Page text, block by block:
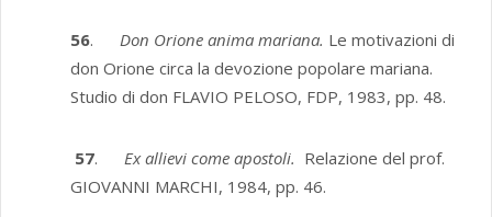
56. Don Orione anima mariana. Le motivazioni di
don Orione circa la devozione popolare mariana.
Studio di don FLAVIO PELOSO, FDP, 1983, pp. 48.
57. Ex allievi come apostoli. Relazione del prof.
GIOVANNI MARCHI, 1984, pp. 46.